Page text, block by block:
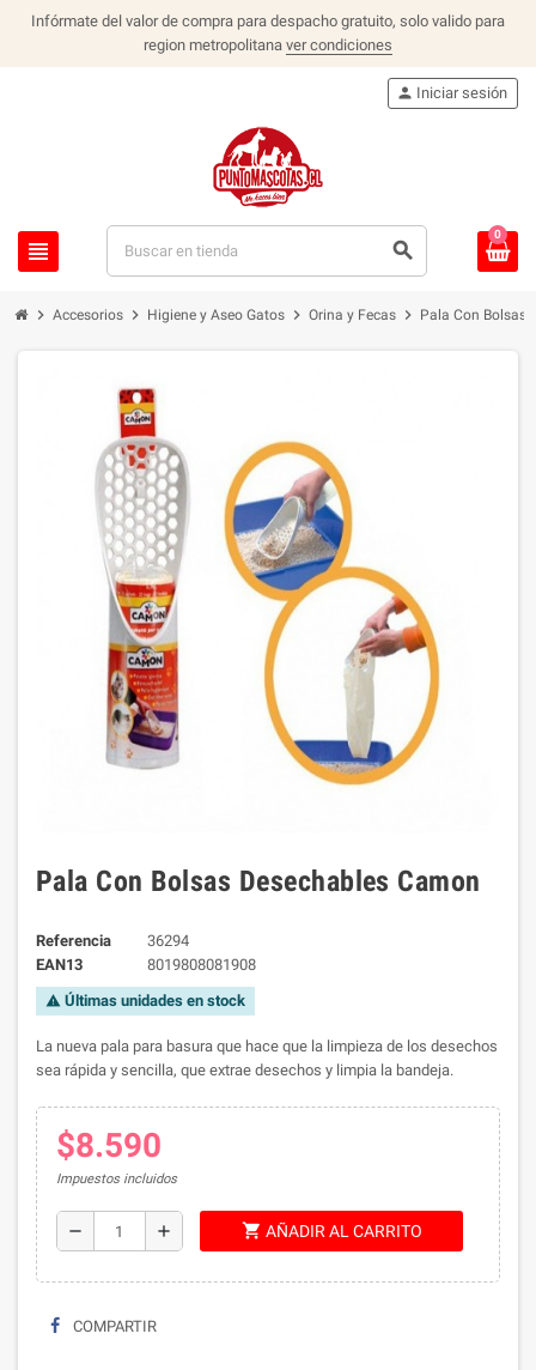
Infórmate del valor de compra para despacho gratuito, solo valido para
region metropolitana ver condiciones
view_headline search
person Iniciar sesión
0
chevron_right Accesorios chevron_right Higiene y Aseo Gatos chevron_right Orina y Fecas chevron_right Pala Con Bolsas
Pala Con Bolsas Desechables Camon
Referencia
36294
EAN13
8019808081908
warning Últimas unidades en stock
La nueva pala para basura que hace que la limpieza de los desechos
sea rápida y sencilla, que extrae desechos y limpia la bandeja.
$8.590
Impuestos incluidos
remove add shopping_cart AÑADIR AL CARRITO
COMPARTIR